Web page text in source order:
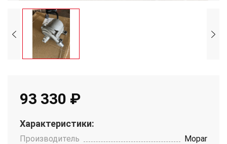
93 330 ₽
Характеристики:
Производитель
Mopar